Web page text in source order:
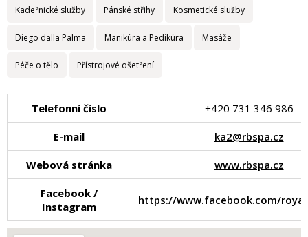
Kadeřnické služby Pánské střihy Kosmetické služby
Diego dalla Palma Manikúra a Pedikúra Masáže
Péče o tělo Přístrojové ošetření
Telefonní číslo +420 731 346 986
E-mail ka2@rbspa.cz
Webová stránka www.rbspa.cz
Facebook /
Instagram
https://www.facebook.com/